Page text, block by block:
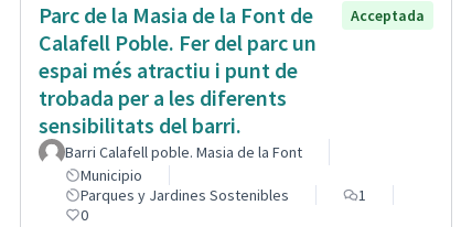
Parc de la Masia de la Font de
Calafell Poble. Fer del parc un
espai més atractiu i punt de
trobada per a les diferents
sensibilitats del barri.
Acceptada
Barri Calafell poble. Masia de la Font
Municipio
Parques y Jardines Sostenibles
1
0